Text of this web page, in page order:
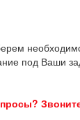
под Ваши